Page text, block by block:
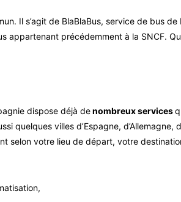
Il s’agit de BlaBlaBus, service de bus
précédemment à la SNCF.
dispose déjà denombreux services
villes d’Espagne, d’Allemagne,
selon votre lieu de départ, votre